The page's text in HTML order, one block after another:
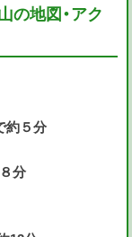
の地図・アク
約５分
分